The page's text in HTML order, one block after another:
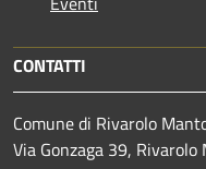
CONTATTI
Comune di Rivarolo
Via Gonzaga 39,